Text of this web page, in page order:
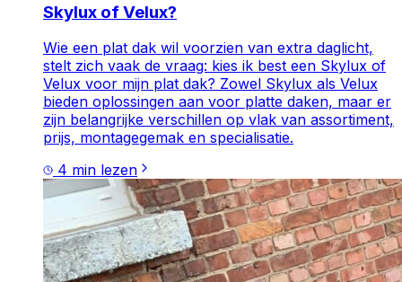
Skylux of Velux?
Wie een plat dak wil voorzien van extra daglicht,
stelt zich vaak de vraag: kies ik best een Skylux of
Velux voor mijn plat dak? Zowel Skylux als Velux
bieden oplossingen aan voor platte daken, maar er
zijn belangrijke verschillen op vlak van assortiment,
prijs, montagegemak en specialisatie.
4 min lezen